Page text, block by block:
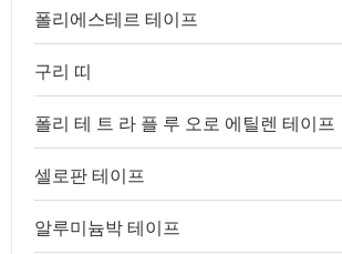
폴리에스테르 테이프
구리 띠
폴리 테 트 라 플 루 오로 에틸렌 테이프
셀로판 테이프
알루미늄박 테이프